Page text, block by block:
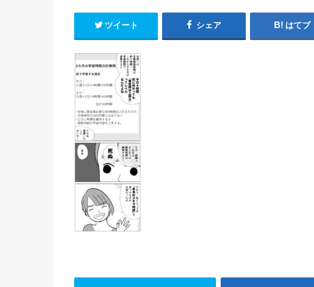
ツイート シェア はてブ